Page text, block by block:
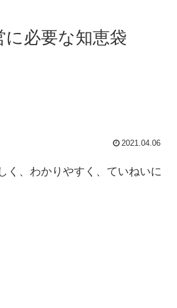
に必要な知恵袋
2021.04.06
く、わかりやすく、ていねいに